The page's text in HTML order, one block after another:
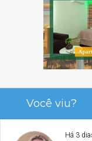
Você viu?
Há 3